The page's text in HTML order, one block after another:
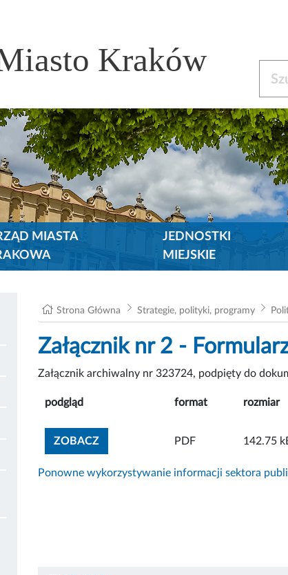
Kraków
MIASTA
JEDNOSTKI
MIEJSKIE
Strona Główna Strategie, polityki, programy
Załącznik nr 2 -
Załącznik archiwalny nr 323724, podpięty do
podgląd format rozmiar
ZOBACZZOBACZ ZAŁĄCZNIK
PDF 142.75
Ponowne wykorzystywanie informacji sektora